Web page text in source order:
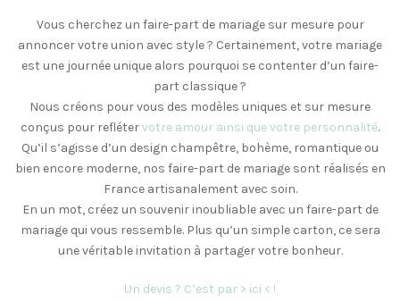
Vous cherchez un faire-part de mariage sur mesure pour
annoncer votre union avec style ? Certainement, votre mariage
est une journée unique alors pourquoi se contenter d’un faire-
part classique ?
Nous créons pour vous des modèles uniques et sur mesure
conçus pour reflétervotre amour ainsi que votre personnalité.
Qu’il s’agisse d’un design champêtre, bohème, romantique ou
bien encore moderne, nos faire-part de mariage sont réalisés en
France artisanalement avec soin.
En un mot, créez un souvenir inoubliable avec un faire-part de
mariage qui vous ressemble. Plus qu’un simple carton, ce sera
une véritable invitation à partager votre bonheur.
Un devis ? C’est par > ici < !